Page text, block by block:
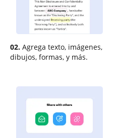
02. Agrega texto, imágenes,
dibujos, formas, y más.